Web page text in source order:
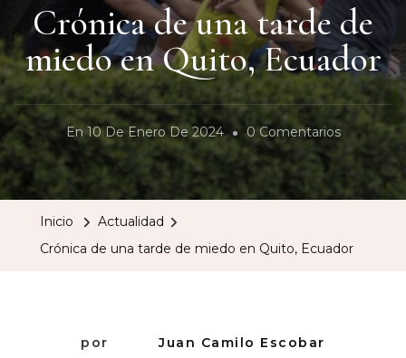
Crónica de una tarde de
miedo en Quito, Ecuador
En10 De Enero De 2024 0 ComentariosEn
Crónica
Inicio
Actualidad
Crónica de una tarde de miedo en Quito, Ecuador
por Juan Camilo Escobar